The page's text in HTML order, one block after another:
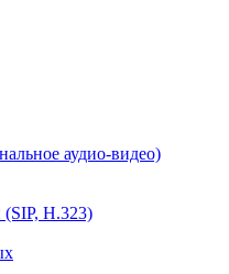
аудио-видео)
H.323)